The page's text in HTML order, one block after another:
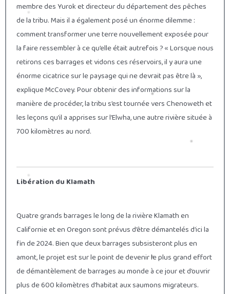
membre des Yurok et directeur du département des pêches
de la tribu. Mais il a également posé un énorme dilemme :
comment transformer une terre nouvellement exposée pour
la faire ressembler à ce qu’elle était autrefois ? « Lorsque nous
retirons ces barrages et vidons ces réservoirs, il y aura une
énorme cicatrice sur le paysage qui ne devrait pas être là »,
explique McCovey. Pour obtenir des informations sur la
manière de procéder, la tribu s’est tournée vers Chenoweth et
les leçons qu’il a apprises sur l’Elwha, une autre rivière située à
700 kilomètres au nord.
Libération du Klamath
Quatre grands barrages le long de la rivière Klamath en
Californie et en Oregon sont prévus d’être démantelés d’ici la
fin de 2024. Bien que deux barrages subsisteront plus en
amont, le projet est sur le point de devenir le plus grand effort
de démantèlement de barrages au monde à ce jour et d’ouvrir
plus de 600 kilomètres d’habitat aux saumons migrateurs.